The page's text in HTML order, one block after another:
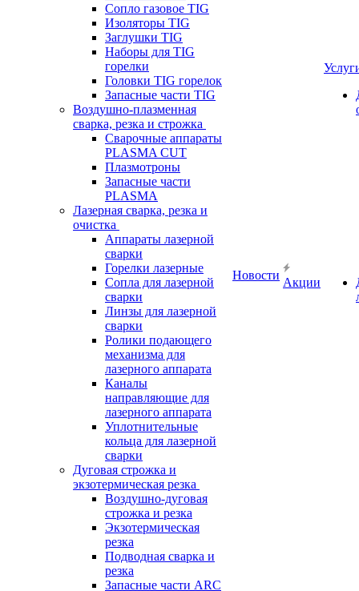
Сопло газовое TIG
Изоляторы TIG
Заглушки TIG
Наборы для TIG
горелки
Головки TIG горелок
Запасные части TIG
Воздушно-плазменная
сварка, резка и строжка
Сварочные аппараты
PLASMA CUT
Плазмотроны
Запасные части
PLASMA
Лазерная сварка, резка и
очистка
Аппараты лазерной
сварки
Горелки лазерные
Сопла для лазерной
сварки
Линзы для лазерной
сварки
Ролики подающего
механизма для
лазерного аппарата
Каналы
направляющие для
лазерного аппарата
Уплотнительные
кольца для лазерной
сварки
Дуговая строжка и
экзотермическая резка
Воздушно-дуговая
строжка и резка
Экзотермическая
резка
Подводная сварка и
резка
Запасные части ARC
Новости
Акции